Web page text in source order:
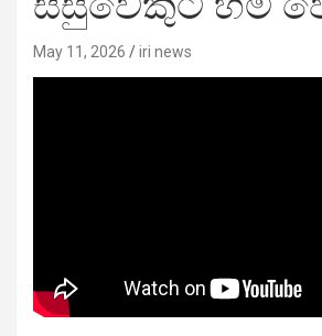
May 11, 2026 iri news